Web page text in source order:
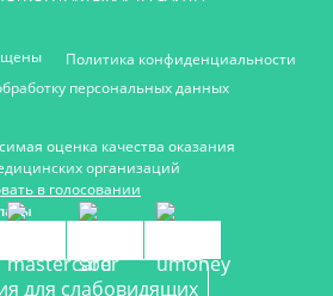
Политика конфиденциальности
персональных данных
оценка качества оказания
организаций
в голосовании